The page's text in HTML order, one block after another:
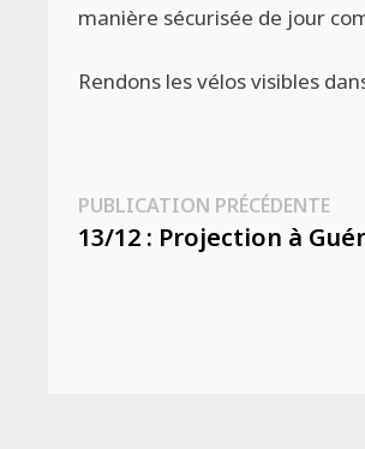
manière sécurisée de jour
Rendons les vélos visibles
Navigation
de
PUBLICATION PRÉCÉDENTE
13/12 : Projection à